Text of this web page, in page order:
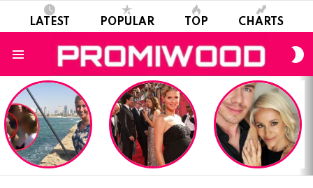
LATEST POPULAR TOP CHARTS
LATEST
STORIES